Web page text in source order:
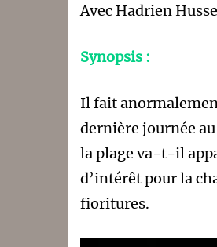
Avec Hadrien
Synopsis :
Il fait
dernière journée
la plage va-t-il
d’intérêt pour la
fioritures.